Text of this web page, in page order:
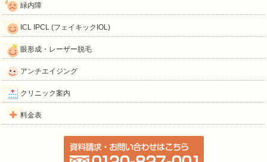
緑内障
ICL IPCL (フェイキックIOL)
眼形成・レーザー脱毛
アンチエイジング
クリニック案内
料金表